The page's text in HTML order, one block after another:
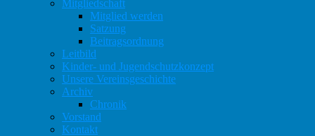
Mitgliedschaft
Mitglied werden
Satzung
Beitragsordnung
Leitbild
Kinder- und Jugendschutzkonzept
Unsere Vereinsgeschichte
Archiv
Chronik
Vorstand
Kontakt